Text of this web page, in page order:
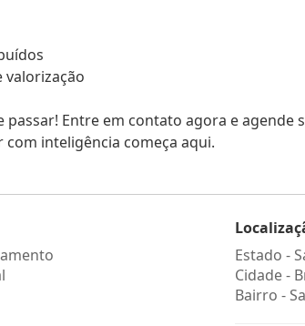
valorização
passar! Entre em contato agora e agende
inteligência começa aqui.
Estado -
Cidade -
Bairro -